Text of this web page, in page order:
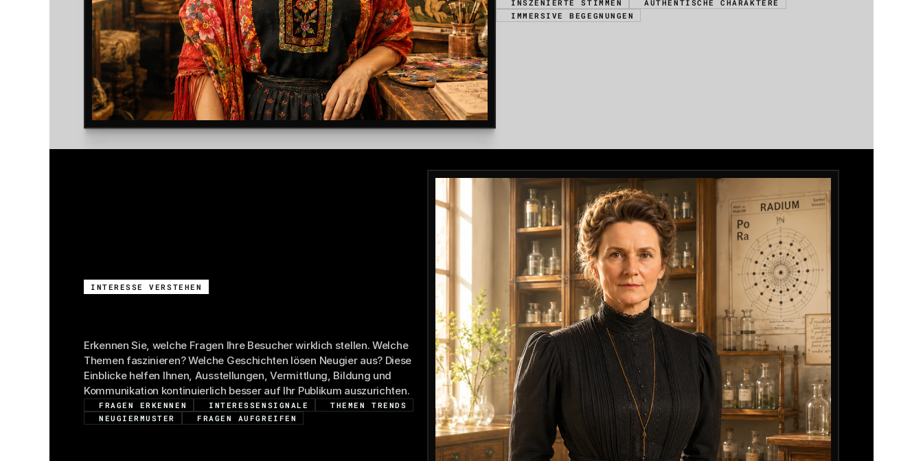
INSZENIERTE STIMMEN
AUTHENTISCHE CHARAKTERE
IMMERSIVE BEGEGNUNGEN
INTERESSE VERSTEHEN
Erkennen Sie, welche Fragen Ihre Besucher wirklich stellen. Welche
Themen faszinieren? Welche Geschichten lösen Neugier aus? Diese
Einblicke helfen Ihnen, Ausstellungen, Vermittlung, Bildung und
Kommunikation kontinuierlich besser auf Ihr Publikum auszurichten.
FRAGEN ERKENNEN INTERESSENSIGNALE
THEMEN TRENDS
NEUGIERMUSTER
FRAGEN AUFGREIFEN